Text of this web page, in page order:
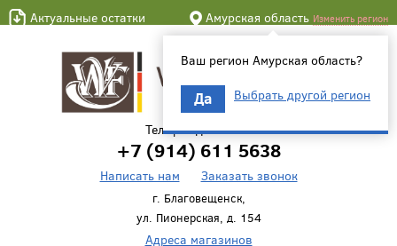
Актуальные остатки Амурская область Изменить регион
Ваш регион Амурская область?
Да Выбрать другой регион
Телефон для связи
+7 (914) 611 5638
Написать нам Заказать звонок
г. Благовещенск,
ул. Пионерская, д. 154
Адреса магазинов